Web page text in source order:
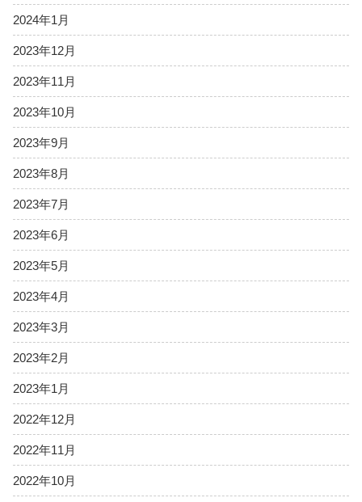
2024年1月
2023年12月
2023年11月
2023年10月
2023年9月
2023年8月
2023年7月
2023年6月
2023年5月
2023年4月
2023年3月
2023年2月
2023年1月
2022年12月
2022年11月
2022年10月